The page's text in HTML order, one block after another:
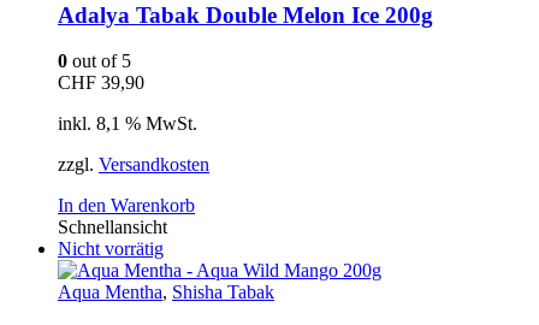
Adalya Tabak Double Melon Ice 200g
0 out of 5
CHF 39,90
inkl. 8,1 % MwSt.
zzgl. Versandkosten
In den Warenkorb
Schnellansicht
Nicht vorrätig
Aqua Mentha, Shisha Tabak